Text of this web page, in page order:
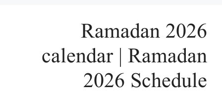
Ramadan 2026
calendar | Ramadan
2026 Schedule